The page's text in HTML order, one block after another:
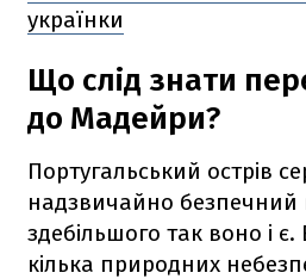
українки
Що слід знати
до Мадейри?
Португальський острів
надзвичайно безпечний
здебільшого так воно і є.
кілька природних